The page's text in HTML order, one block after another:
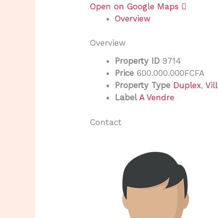
Open on Google Maps
Overview
Overview
Property ID 9714
Price 600.000.000FCFA
Property Type Duplex,
Label A Vendre
Contact